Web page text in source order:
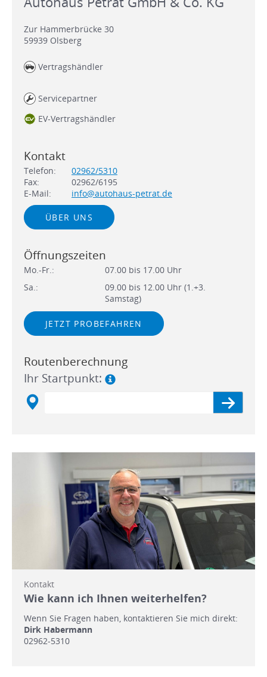
Zur Hammerbrücke 30
59939 Olsberg
Vertragshändler
Servicepartner
EV-Vertragshändler
Kontakt
Telefon:
02962/5310
Fax:
02962/6195
E-Mail:
info@autohaus-petrat.de
ÜBER UNS
Öffnungszeiten
Mo.-Fr.:
07.00 bis 17.00 Uhr
Sa.:
09.00 bis 12.00 Uhr (1.+3.
Samstag)
JETZT PROBEFAHREN
Routenberechnung
Ihr Startpunkt:
Kontakt
Wie kann ich Ihnen weiterhelfen?
Wenn Sie Fragen haben, kontaktieren Sie mich direkt:
Dirk Habermann
02962-5310